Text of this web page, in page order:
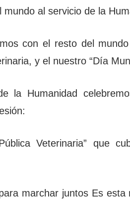
al servicio de la
con el resto del
y el nuestro “Día
la Humanidad
Veterinaria” que
marchar juntos Es